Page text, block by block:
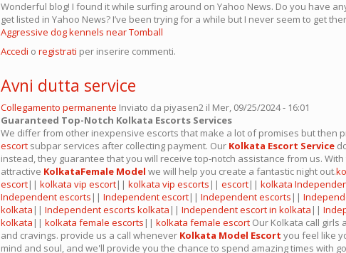
Wonderful blog! I found it while surfing around on Yahoo News. Do you have
get listed in Yahoo News? I’ve been trying for a while but I never seem to get
Aggressive dog kennels near Tomball
Accedi o registrati per inserire commenti.
Avni dutta service
Collegamento permanente Inviato da piyasen2 il Mer, 09/25/2024 - 16:01
Guaranteed Top-Notch Kolkata Escorts Services
We differ from other inexpensive escorts that make a lot of promises but then
escort subpar services after collecting payment. Our Kolkata Escort Service
instead, they guarantee that you will receive top-notch assistance from us.
attractive KolkataFemale Model we will help you create a fantastic night out.
escort|| kolkata vip escort|| kolkata vip escorts || escort|| kolkata
Independent escorts || Independent escort|| Independent escorts ||
kolkata || Independent escorts kolkata || Independent escort in kolkata ||
kolkata || kolkata female escorts || kolkata female escort Our Kolkata call girls
and cravings. provide us a call whenever Kolkata Model Escort you feel like
mind and soul, and we'll provide you the chance to spend amazing times with